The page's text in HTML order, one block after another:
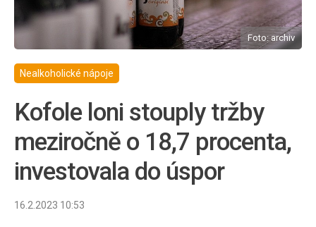
Foto: archiv
Nealkoholické nápoje
Kofole loni stouply tržby
meziročně o 18,7 procenta,
investovala do úspor
16.2.2023 10:53